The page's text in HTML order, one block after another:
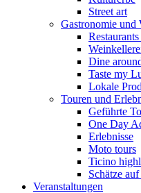
Street art
Gastronomie und
Dine
Taste my
Lokale
Touren und
Geführte
One Day
Erlebnisse
Moto tours
Ticino
Schätze
Veranstaltungen